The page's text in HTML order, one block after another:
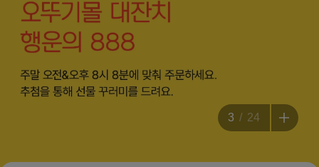
3 24